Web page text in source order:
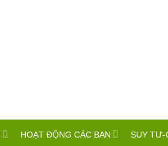
HOẠT ĐỘNG CÁC BAN SUY TƯ-